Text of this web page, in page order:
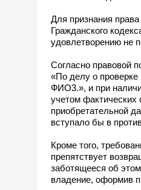
Для признания
Гражданского
удовлетворению не
Согласно правовой
«По делу о проверке
ФИО3.», и при
учетом фактических
приобретательной
вступало бы в
Кроме того,
препятствует
заботящееся об
владение, оформив